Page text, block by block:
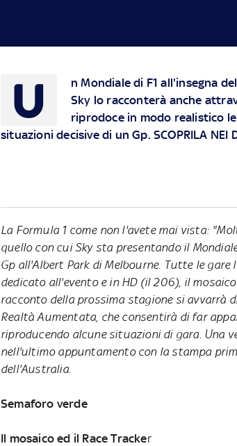
U
n Mondiale di F1 all'insegna
Sky lo racconterà anche
riprodoce in modo realistico
situazioni decisive di un Gp. SCOPRILA NEI
La Formula 1 come non l'avete mai vista:
quello con cui Sky sta presentando il
Gp all'Albert Park di Melbourne. Tutte le
dedicato all'evento e in HD (il 206), il
racconto della prossima stagione si avvarrà
Realtà Aumentata, che consentirà di far
riproducendo alcune situazioni di gara. Una
nell'ultimo appuntamento con la stampa
dell'Australia.
Semaforo verde
Il mosaico ed il Race Tracker